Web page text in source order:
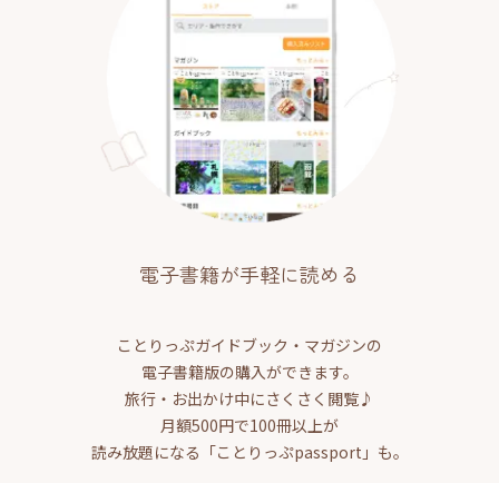
電子書籍が手軽に読める
ことりっぷガイドブック・マガジンの
電子書籍版の購入ができます。
旅行・お出かけ中にさくさく閲覧♪
月額500円で100冊以上が
読み放題になる「ことりっぷpassport」も。